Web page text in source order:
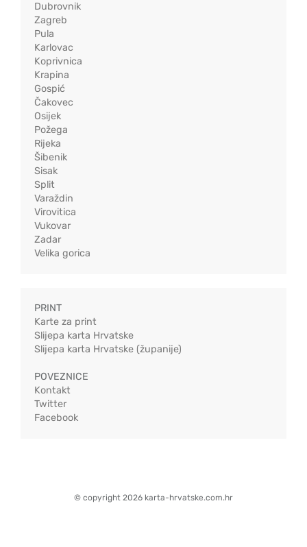
Dubrovnik
Zagreb
Pula
Karlovac
Koprivnica
Krapina
Gospić
Čakovec
Osijek
Požega
Rijeka
Šibenik
Sisak
Split
Varaždin
Virovitica
Vukovar
Zadar
Velika gorica
PRINT
Karte za print
Slijepa karta Hrvatske
Slijepa karta Hrvatske (županije)
POVEZNICE
Kontakt
Twitter
Facebook
© copyright 2026 karta-hrvatske.com.hr